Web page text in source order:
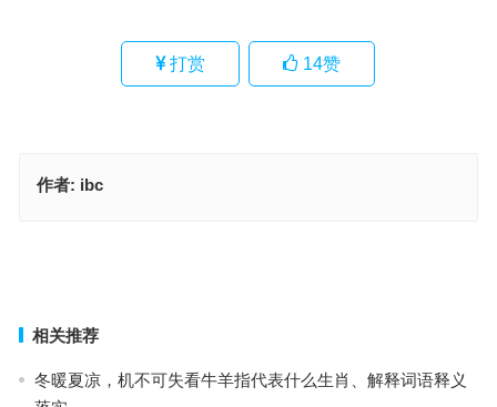
打赏 14赞
作者: ibc
相关推荐
冬暖夏凉，机不可失看牛羊指代表什么生肖、解释词语释义